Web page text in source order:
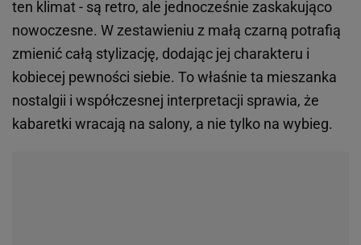
ten klimat - są retro, ale jednocześnie zaskakująco
nowoczesne. W zestawieniu z małą czarną potrafią
zmienić całą stylizację, dodając jej charakteru i
kobiecej pewności siebie. To właśnie ta mieszanka
nostalgii i współczesnej interpretacji sprawia, że
kabaretki wracają na salony, a nie tylko na wybieg.